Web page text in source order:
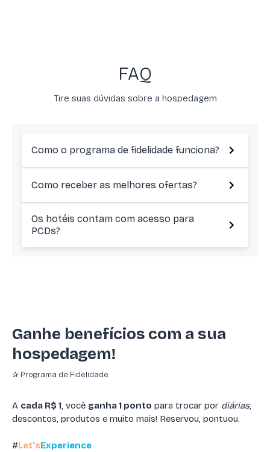
FAQ
Tire suas dúvidas sobre a hospedagem
Como o programa de fidelidade funciona?
Como receber as melhores ofertas?
Os hotéis contam com acesso para
PCDs?
Ganhe benefícios com a sua
hospedagem!
✰ Programa de Fidelidade
A cada R$ 1, você ganha 1 ponto para trocar por diárias,
descontos, produtos e muito mais! Reservou, pontuou.
#Let'sExperience